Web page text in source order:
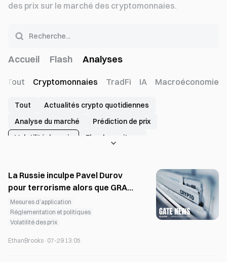
des prix sur le marché des cryptomonnaies.
Accueil Flash Analyses
Tout Cryptomonnaies TradFi IA Macroéconomie
Tout
Actualités crypto quotidiennes
Analyse du marché
Prédiction de prix
Volatilité des prix
Flux de capitaux
Marchés de prédiction
Investissement et financement
Progression du projet
Événements de tokens
Partenariats & Écosystème
Risque lié à l’exchange
Incidents de sécurité
Données on-chain
La Russie inculpe Pavel Durov
pour terrorisme alors que GRAM
chute
Mesures d’application
Réglementation et politiques
Volatilité des prix
EthanBrooks · 07-29 13:05